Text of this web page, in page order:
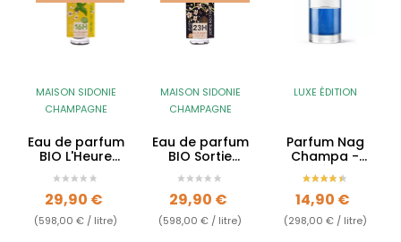
MAISON SIDONIE
CHAMPAGNE
Eau de parfum
BIO L'Heure
des Thés - 16H
Prix
29,90 €
(598,00 € / litre)
MAISON SIDONIE
CHAMPAGNE
Eau de parfum
BIO Sortie
Nocturne -
23H
Prix
29,90 €
(598,00 € / litre)
LUXE ÉDITION
Parfum Nag
Champa -
Luxe édition
Prix
14,90 €
(298,00 € / litre)